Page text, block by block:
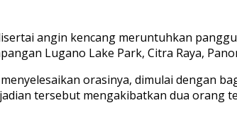
angin kencang meruntuhkan
Lugano Lake Park, Citra Raya,
orasinya, dimulai dengan
tersebut mengakibatkan dua orang